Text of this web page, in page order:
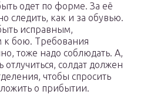
одет по форме. За её
следить, как и за обувью.
исправным,
бою. Требования
тоже надо соблюдать. А,
отлучиться, солдат должен
чтобы спросить
о прибытии.